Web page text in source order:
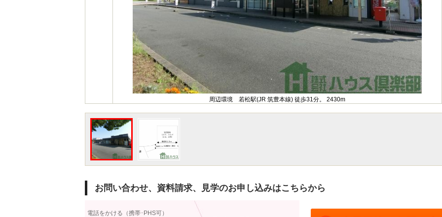
周辺環境 若松駅(JR 筑豊本線) 徒歩31分。 2430m
お問い合わせ、資料請求、見学のお申し込みはこちらから
電話をかける（携帯･PHS可）